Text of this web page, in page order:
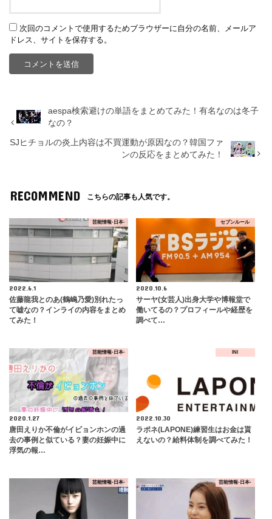
次回のコメントで使用するためブラウザーに自分の名前、メールア
ドレス、サイトを保存する。
aespa検索避けの単語をまとめてみた！有名なのは冬子
なの？
SJヒチョルの炎上内容は不買運動が原因なの？韓国ファ
ンの反応をまとめてみた！
RECOMMEND こちらの記事も人気です。
芸能情報-日本-
2022.6.1
佐藤龍我とのあ(鶴嶋乃愛)別れたっ
て嘘なの？インライの内容をまとめ
てみた！
セブンルール
2020.10.6
サーヤ(女芸人)出身大学や博報堂で
働いてるの？プロフィールや経歴を
調べて…
芸能情報-日本-
2020.1.27
唐田えりか不倫がイビョンホンの過
去の事例と似ている？妻の妊娠中に
浮気の報…
INI
2022.10.30
ラポネ(LAPONE)練習生はお金は貰
えないの？給料体制を調べてみた！
芸能情報-日本- 芸能情報-日本-